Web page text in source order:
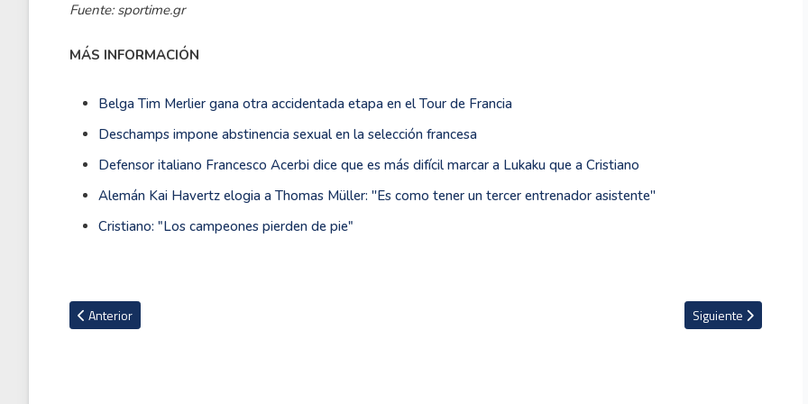
Fuente: sportime.gr
MÁS INFORMACIÓN
Belga Tim Merlier gana otra accidentada etapa en el Tour de Francia
Deschamps impone abstinencia sexual en la selección francesa
Defensor italiano Francesco Acerbi dice que es más difícil marcar a Lukaku que a Cristiano
Alemán Kai Havertz elogia a Thomas Müller: ''Es como tener un tercer entrenador asistente''
Cristiano: "Los campeones pierden de pie"
Artículo anterior: Las sonadas decepciones de Países Bajos en grandes torneos a través de la historia
Anterior Artículo siguiente: La
Siguiente